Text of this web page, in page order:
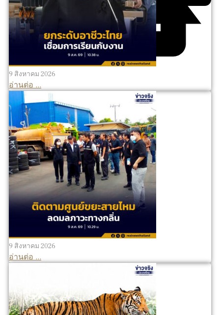
9 สิงหาคม 2026
อ่านต่อ ...
9 สิงหาคม 2026
อ่านต่อ ...